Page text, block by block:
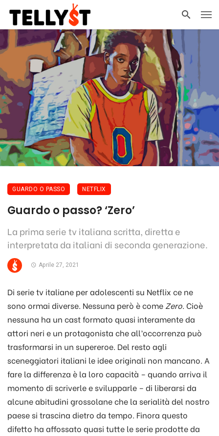
GUARDO O PASSO NETFLIX
Guardo o passo? ‘Zero’
La prima serie tv italiana scritta, diretta e
interpretata da italiani di seconda generazione.
Aprile 27, 2021
Di serie tv italiane per adolescenti su Netflix ce ne
sono ormai diverse. Nessuna però è come Zero. Cioè
nessuna ha un cast formato quasi interamente da
attori neri e un protagonista che all’occorrenza può
trasformarsi in un supereroe. Del resto agli
sceneggiatori italiani le idee originali non mancano. A
fare la differenza è la loro capacità – quando arriva il
momento di scriverle e svilupparle – di liberarsi da
alcune abitudini grossolane che la serialità del nostro
paese si trascina dietro da tempo. Finora questo
difetto ha affossato quasi tutte le serie prodotte da